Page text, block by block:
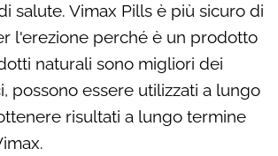
salute. Vimax Pills è più sicuro di
l'erezione perché è un prodotto
naturali sono migliori dei
possono essere utilizzati a lungo
risultati a lungo termine